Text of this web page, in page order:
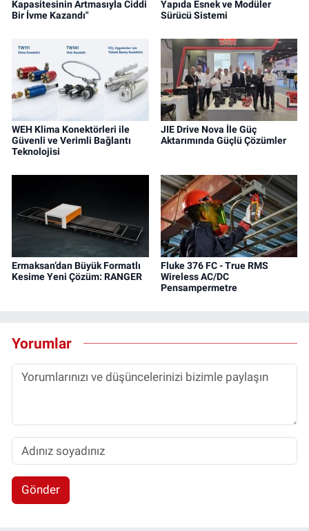
Kapasitesinin Artmasıyla Ciddi
Bir İvme Kazandı"
Yapıda Esnek ve Modüler
Sürücü Sistemi
WEH Klima Konektörleri ile
Güvenli ve Verimli Bağlantı
Teknolojisi
JIE Drive Nova İle Güç
Aktarımında Güçlü Çözümler
Ermaksan’dan Büyük Formatlı
Kesime Yeni Çözüm: RANGER
Fluke 376 FC - True RMS
Wireless AC/DC
Pensampermetre
Yorumlar
Gönder